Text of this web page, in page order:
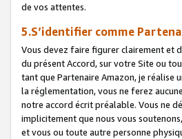
de vos attentes.
5.S’identifier comme
Vous devez faire figurer clairement et
du présent Accord, sur votre Site ou
tant que Partenaire Amazon, je réalise
la réglementation, vous ne ferez
notre accord écrit préalable. Vous ne
implicitement que nous vous
et vous ou toute autre personne